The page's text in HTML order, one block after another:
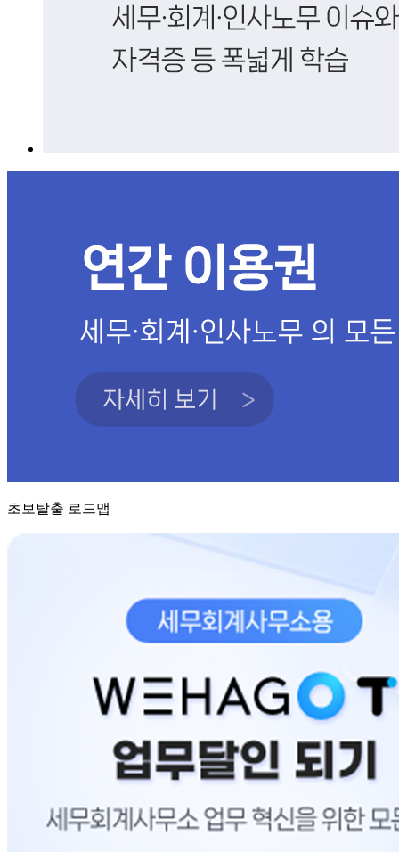
초보탈출 로드맵